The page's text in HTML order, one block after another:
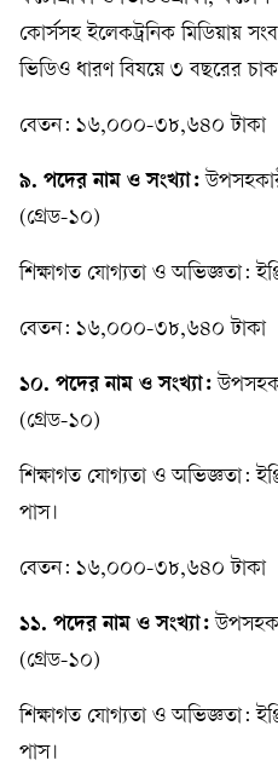
কোর্সসহ ইলেকট্রনিক মিডিয়ায়
ভিডিও ধারণ বিষয়ে ৩ বছরের
বেতন: ১৬,০০০-৩৮,৬৪০ টাকা
৯. পদের নাম ও সংখ্যা:
(গ্রেড-১০)
শিক্ষাগত যোগ্যতা ও অভিজ্ঞতা:
বেতন: ১৬,০০০-৩৮,৬৪০ টাকা
১০. পদের নাম ও সংখ্যা:
(গ্রেড-১০)
শিক্ষাগত যোগ্যতা ও অভিজ্ঞতা:
পাস।
বেতন: ১৬,০০০-৩৮,৬৪০ টাকা
১১. পদের নাম ও সংখ্যা:
(গ্রেড-১০)
শিক্ষাগত যোগ্যতা ও অভিজ্ঞতা:
পাস।